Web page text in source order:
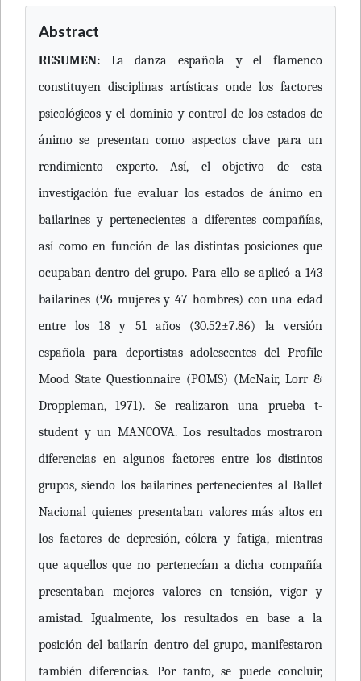
Abstract
RESUMEN: La danza española y el flamenco
constituyen disciplinas artísticas onde los factores
psicológicos y el dominio y control de los estados de
ánimo se presentan como aspectos clave para un
rendimiento experto. Así, el objetivo de esta
investigación fue evaluar los estados de ánimo en
bailarines y pertenecientes a diferentes compañías,
así como en función de las distintas posiciones que
ocupaban dentro del grupo. Para ello se aplicó a 143
bailarines (96 mujeres y 47 hombres) con una edad
entre los 18 y 51 años (30.52±7.86) la versión
española para deportistas adolescentes del Profile
Mood State Questionnaire (POMS) (McNair, Lorr &
Droppleman, 1971). Se realizaron una prueba t-
student y un MANCOVA. Los resultados mostraron
diferencias en algunos factores entre los distintos
grupos, siendo los bailarines pertenecientes al Ballet
Nacional quienes presentaban valores más altos en
los factores de depresión, cólera y fatiga, mientras
que aquellos que no pertenecían a dicha compañía
presentaban mejores valores en tensión, vigor y
amistad. Igualmente, los resultados en base a la
posición del bailarín dentro del grupo, manifestaron
también diferencias. Por tanto, se puede concluir,